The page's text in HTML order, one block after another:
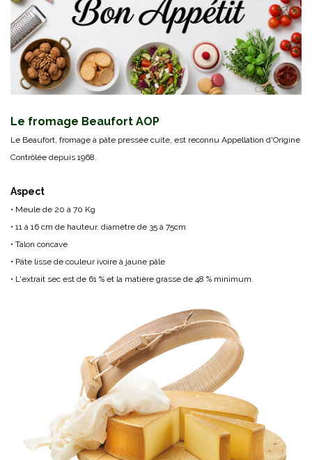
Le fromage Beaufort AOP
Le Beaufort, fromage à pâte pressée cuite, est reconnu Appellation d'Origine
Contrôlée depuis 1968.
Aspect
• Meule de 20 à 70 Kg
• 11 à 16 cm de hauteur, diamètre de 35 à 75cm
• Talon concave
• Pâte lisse de couleur ivoire à jaune pâle
• L'extrait sec est de 61 % et la matière grasse de 48 % minimum.